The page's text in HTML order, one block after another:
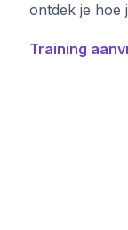
ontdek je hoe
Training